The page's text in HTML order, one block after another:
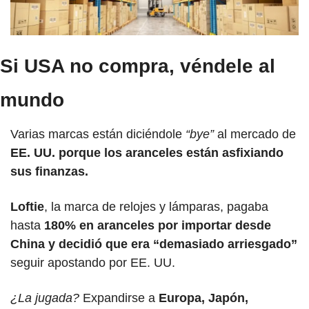
Si USA no compra, véndele al
mundo
Varias marcas están diciéndole “bye” al mercado de
EE. UU. porque los aranceles están asfixiando
sus finanzas.
Loftie, la marca de relojes y lámparas, pagaba
hasta 180% en aranceles por importar desde
China y decidió que era “demasiado arriesgado”
seguir apostando por EE. UU.
¿La jugada? Expandirse a Europa, Japón,